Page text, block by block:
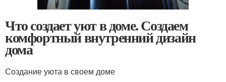
Что создает уют в доме. Создаем
комфортный внутренний дизайн
дома
Создание уюта в своем доме